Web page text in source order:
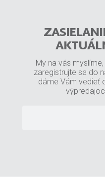
My na vás
zaregistrujte sa do
dáme Vám vedieť